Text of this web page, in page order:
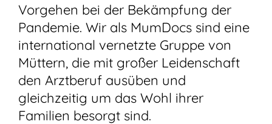
Vorgehen bei der Bekämpfung der
Pandemie. Wir als MumDocs sind eine
international vernetzte Gruppe von
Müttern, die mit großer Leidenschaft
den Arztberuf ausüben und
gleichzeitig um das Wohl ihrer
Familien besorgt sind.